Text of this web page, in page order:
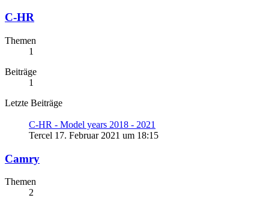
C-HR
Themen
1
Beiträge
1
Letzte Beiträge
C-HR - Model years 2018 - 2021
Tercel 17. Februar 2021 um 18:15
Camry
Themen
2